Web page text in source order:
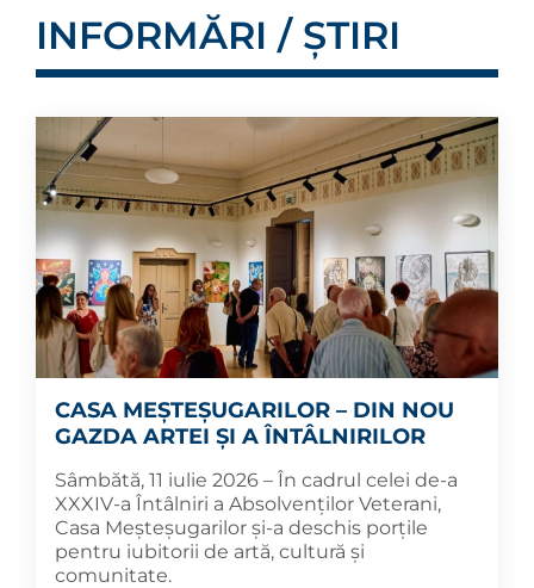
INFORMĂRI / ȘTIRI
CASA MEȘTEȘUGARILOR – DIN NOU
GAZDA ARTEI ȘI A ÎNTÂLNIRILOR
Sâmbătă, 11 iulie 2026 – În cadrul celei de-a
XXXIV-a Întâlniri a Absolvenților Veterani,
Casa Meșteșugarilor și-a deschis porțile
pentru iubitorii de artă, cultură și
comunitate.